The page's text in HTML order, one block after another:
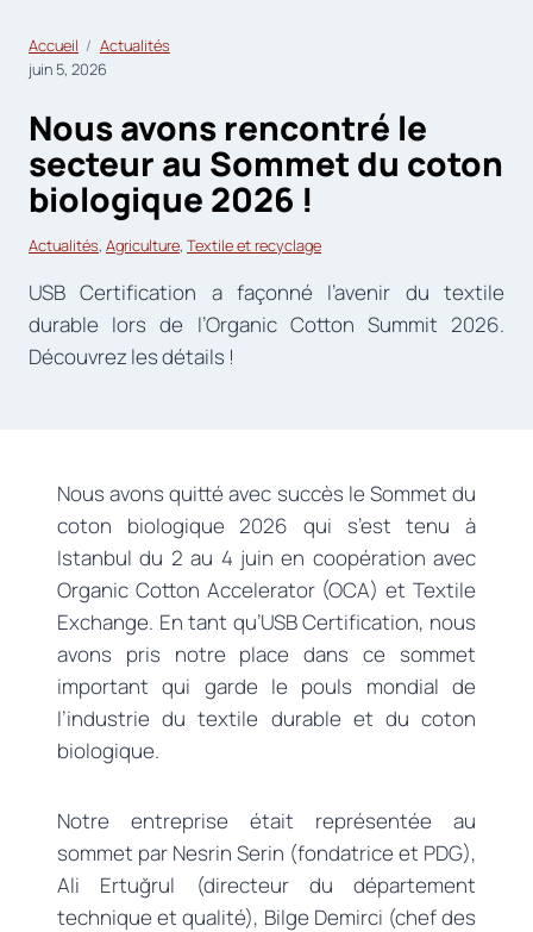
Accueil
Actualités
juin 5, 2026
Nous avons rencontré le
secteur au Sommet du coton
biologique 2026 !
Actualités, Agriculture, Textile et recyclage
USB Certification a façonné l’avenir du textile
durable lors de l’Organic Cotton Summit 2026.
Découvrez les détails !
Nous avons quitté avec succès le Sommet du
coton biologique 2026 qui s’est tenu à
Istanbul du 2 au 4 juin en coopération avec
Organic Cotton Accelerator (OCA) et Textile
Exchange. En tant qu’USB Certification, nous
avons pris notre place dans ce sommet
important qui garde le pouls mondial de
l’industrie du textile durable et du coton
biologique.
Notre entreprise était représentée au
sommet par Nesrin Serin (fondatrice et PDG),
Ali Ertuğrul (directeur du département
technique et qualité), Bilge Demirci (chef des